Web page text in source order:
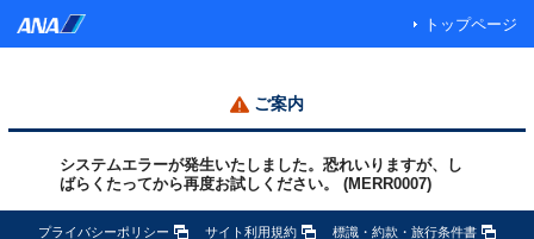
トップページ
ご案内
システムエラーが発生いたしました。恐れいりますが、し
ばらくたってから再度お試しください。 (MERR0007)
プライバシーポリシー サイト利用規約
標識・約款・旅行条件書